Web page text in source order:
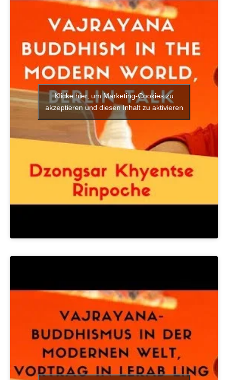
Klicke hier, um Marketing-Cookies zu
akzeptieren und diesen Inhalt zu aktivieren